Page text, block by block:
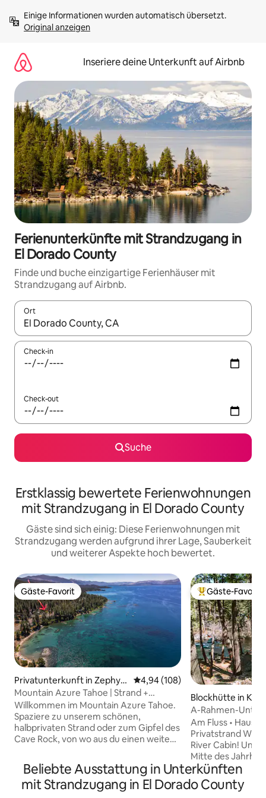
Inhalten
springenOriginal anzeigen
Inseriere deine Unterkunft auf Airbnb
Ferienunterkünfte mit Strandzugang in
El Dorado County
Finde und buche einzigartige Ferienhäuser mit
Strandzugang auf Airbnb.
Ort
Wenn Ergebnisse verfügbar sind, navigiere mit den
Check-in
Check-out
Suche
Erstklassig bewertete Ferienwohnungen
mit Strandzugang in El Dorado County
Gäste sind sich einig: Diese Ferienwohnungen mit
Strandzugang werden aufgrund ihrer Lage, Sauberkeit
und weiterer Aspekte hoch bewertet.
Gäste-Favorit
Gäste-Favorit
Privatunterkunft in Zephyr
Cove
Durchschnittliche Bewertung:
4,94 (108)
Mountain Azure Tahoe | Strand +
Whirlpool + Cave Rock
Willkommen im Mountain Azure Tahoe.
Spaziere zu unserem schönen,
halbprivaten Strand oder zum Gipfel des
Cave Rock, von wo aus du einen weiten
sauberes und einladendes Zuhause
wurde für deinen Komfort entworfen
und verfügt über moderne,
geschmackvolle Annehmlichkeiten, die
Beliebter Gäste-
Gäste-Favorit
Blockhütte in
A-Rahmen-
Privatstrand +
Am Fluss •
Privatstrand Willkommen in der Redwing
River Cabin!
Mitte des
verläuft entlang
American River.
Jahreszeiten,
Beliebte Ausstattung in Unterkünften
mit Strandzugang in El Dorado County